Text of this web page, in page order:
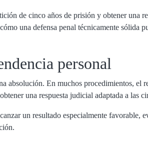
de cinco años de prisión y obtener una
una defensa penal técnicamente sólida
personal
absolución. En muchos procedimientos, el
una respuesta judicial adaptada a las
un resultado especialmente favorable,